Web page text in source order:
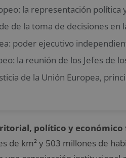
de la toma de decisiones en
la reunión de los Jefes de
político y
de km² y 503 millones de